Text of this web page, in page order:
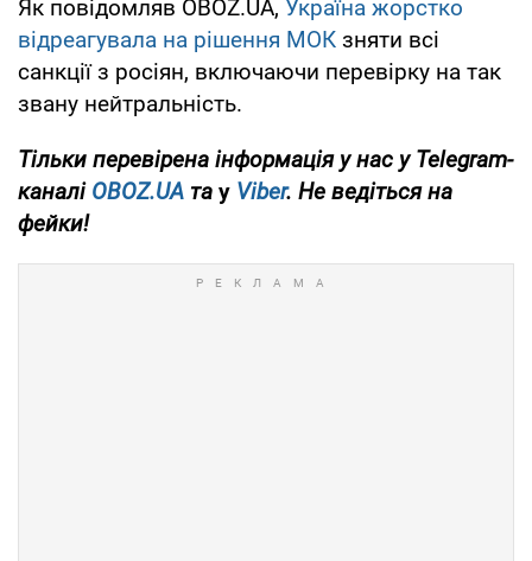
Як повідомляв OBOZ.UA, Україна жорстко
відреагувала на рішення МОК зняти всі
санкції з росіян, включаючи перевірку на так
звану нейтральність.
Тільки перевірена інформація у нас у Telegram-
каналі OBOZ.UA та у Viber. Не ведіться на
фейки!